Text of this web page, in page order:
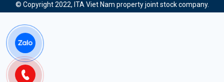
© Copyright 2022, ITA Viet Nam property joint stock company.